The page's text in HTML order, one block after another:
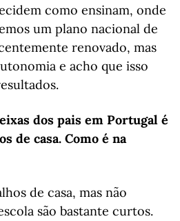
como ensinam, onde
um plano nacional de
renovado, mas
e acho que isso
dos pais em Portugal é
de casa. Como é na
de casa, mas não
são bastante curtos.